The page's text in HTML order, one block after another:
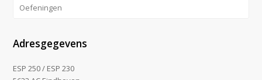
Oefeningen
Adresgegevens
ESP 250 / ESP 230